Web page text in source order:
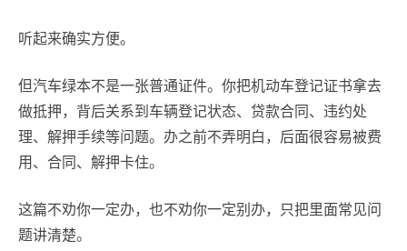
听起来确实方便。
但汽车绿本不是一张普通证件。你把机动车登记证书拿去
做抵押，背后关系到车辆登记状态、贷款合同、违约处
理、解押手续等问题。办之前不弄明白，后面很容易被费
用、合同、解押卡住。
这篇不劝你一定办，也不劝你一定别办，只把里面常见问
题讲清楚。